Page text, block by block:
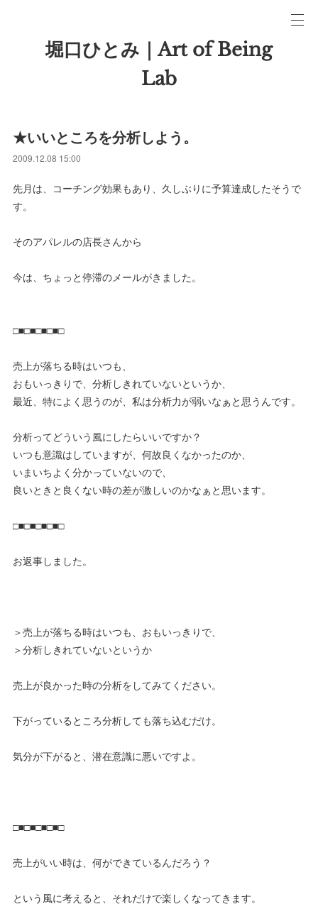
堀口ひとみ｜Art of Being
Lab
★いいところを分析しよう。
2009.12.08 15:00
先月は、コーチング効果もあり、久しぶりに予算達成したそうで
す。
そのアパレルの店長さんから
今は、ちょっと停滞のメールがきました。
□■□■□■□■□
売上が落ちる時はいつも、
おもいっきりで、分析しきれていないというか、
最近、特によく思うのが、私は分析力が弱いなぁと思うんです。
分析ってどういう風にしたらいいですか？
いつも意識はしていますが、何故良くなかったのか、
いまいちよく分かっていないので、
良いときと良くない時の差が激しいのかなぁと思います。
□■□■□■□■□
お返事しました。
＞売上が落ちる時はいつも、おもいっきりで、
＞分析しきれていないというか
売上が良かった時の分析をしてみてください。
下がっているところ分析しても落ち込むだけ。
気分が下がると、潜在意識に悪いですよ。
□■□■□■□■□
売上がいい時は、何ができているんだろう？
という風に考えると、それだけで楽しくなってきます。